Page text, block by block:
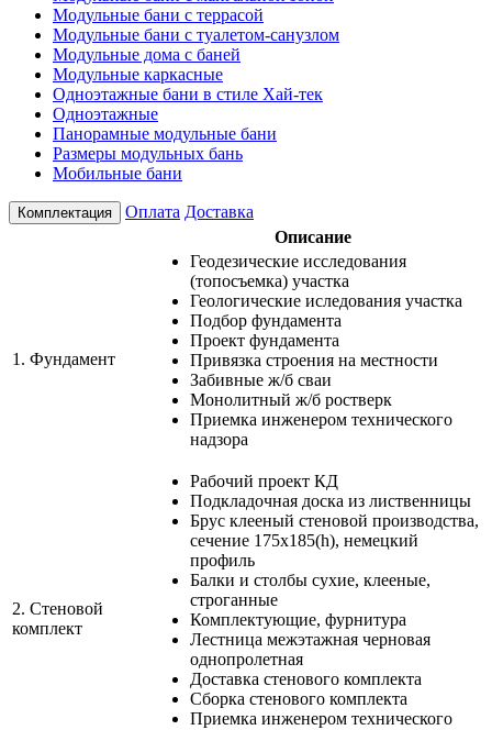
Модульные бани с террасой
Модульные бани с туалетом-санузлом
Модульные дома с баней
Модульные каркасные
Одноэтажные бани в стиле Хай-тек
Одноэтажные
Панорамные модульные бани
Размеры модульных бань
Мобильные бани
Комплектация Оплата Доставка
Описание
1. Фундамент
Геодезические исследования
(топосъемка) участка
Геологические иследования участка
Подбор фундамента
Проект фундамента
Привязка строения на местности
Забивные ж/б сваи
Монолитный ж/б ростверк
Приемка инженером технического
надзора
2. Стеновой
комплект
Рабочий проект КД
Подкладочная доска из лиственницы
Брус клееный стеновой производства,
сечение 175х185(h), немецкий
профиль
Балки и столбы сухие, клееные,
строганные
Комплектующие, фурнитура
Лестница межэтажная черновая
однопролетная
Доставка стенового комплекта
Сборка стенового комплекта
Приемка инженером технического